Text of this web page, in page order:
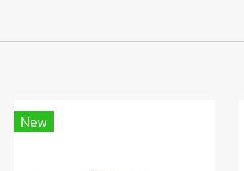
New